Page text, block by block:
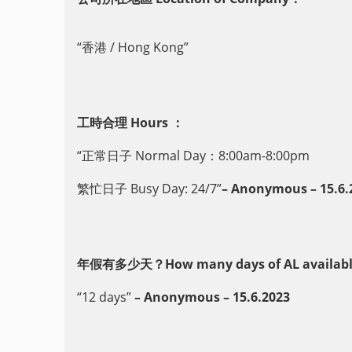
“香港 / Hong Kong”
工時合理 Hours ：
“正常日子 Normal Day：8:00am-8:00pm
繁忙日子 Busy Day: 24/7”– Anonymous –
年假有多少天？How many days of AL
“12 days”– Anonymous – 15.6.2023